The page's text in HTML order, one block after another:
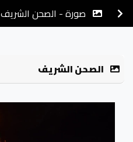
صورة - الصحن الشريف
الصحن الشريف